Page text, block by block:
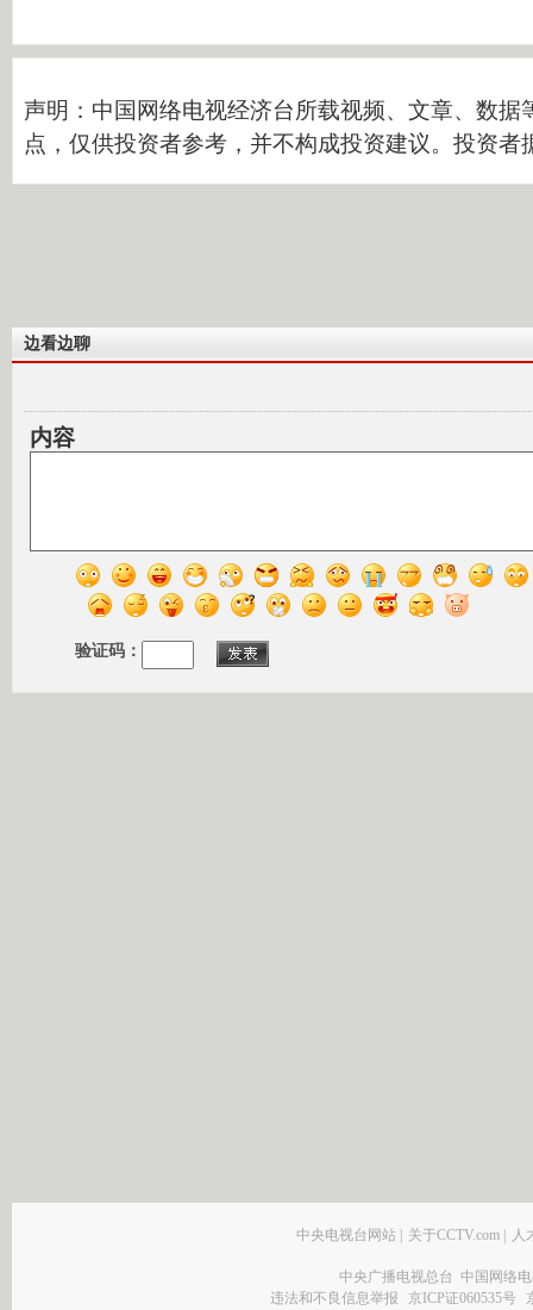
声明：中国网络电视经济台所载视频、文章、数据
点，仅供投资者参考，并不构成投资建议。投资者
边看边聊
内容
验证码：
中央电视台网站 关于CCTV.com 人
中央广播电视总台 中国网络
违法和不良信息举报
京ICP证060535号